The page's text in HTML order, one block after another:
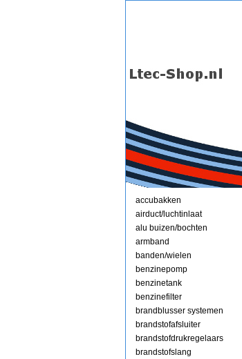
accubakken
airduct/luchtinlaat
alu buizen/bochten
armband
banden/wielen
benzinepomp
benzinetank
benzinefilter
brandblusser systemen
brandstofafsluiter
brandstofdrukregelaars
brandstofslang